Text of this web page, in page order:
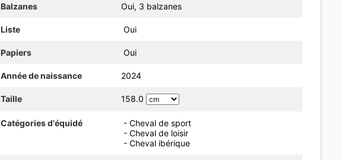
Balzanes Oui, 3 balzanes
Liste Oui
Papiers Oui
Année de naissance 2024
Taille 158.0
Catégories d'équidé
- Cheval de sport
- Cheval de loisir
- Cheval ibérique